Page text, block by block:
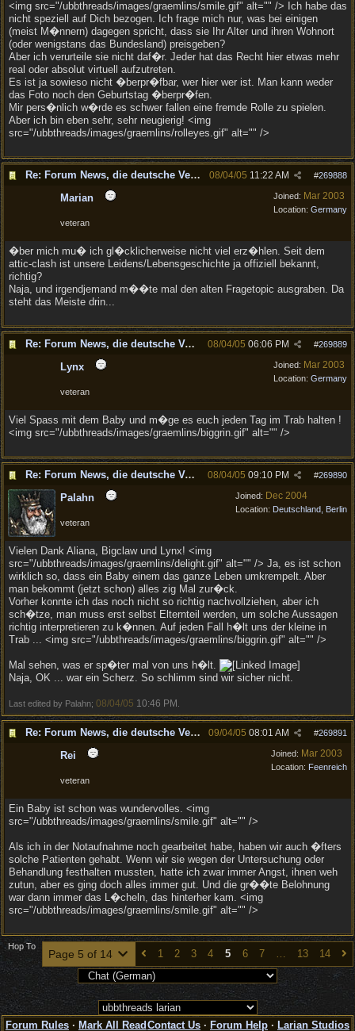
<img src="/ubbthreads/images/graemlins/smile.gif" alt="" /> Ich habe das
nicht speziell auf Dich bezogen. Ich frage mich nur, was bei einigen
(meist M�nnern) dagegen spricht, dass sie Ihr Alter und ihren Wohnort
(oder wenigstans das Bundesland) preisgeben?
Aber ich verurteile sie nicht daf�r. Jeder hat das Recht hier etwas mehr
real oder absolut virtuell aufzutreten.
Es ist ja sowieso nicht �berpr�fbar, wer hier wer ist. Man kann weder
das Foto noch den Geburtstag �berpr�fen.
Mir pers�nlich w�rde es schwer fallen eine fremde Rolle zu spielen.
Aber ich bin eben sehr, sehr neugierig! <img
src="/ubbthreads/images/graemlins/rolleyes.gif" alt="" />
Re: Forum News, die deutsche Version. #269888
08/04/05 11:22 AM
Joined: Mar 2003
Location: Germany
Marian
veteran
�ber mich mu� ich gl�cklicherweise nicht viel erz�hlen. Seit dem
attic-clash ist unsere Leidens/Lebensgeschichte ja offiziell bekannt,
richtig?
Naja, und irgendjemand m��te mal den alten Fragetopic ausgraben. Da
steht das Meiste drin...
Re: Forum News, die deutsche Version. #269889
08/04/05 06:06 PM
Joined: Mar 2003
Location: Germany
Lynx
veteran
Viel Spass mit dem Baby und m�ge es euch jeden Tag im Trab halten !
<img src="/ubbthreads/images/graemlins/biggrin.gif" alt="" />
Re: Forum News, die deutsche Version. #269890
08/04/05 09:10 PM
Joined: Dec 2004
Location: Deutschland, Berlin
Palahn
veteran
Vielen Dank Aliana, Bigclaw und Lynx! <img
src="/ubbthreads/images/graemlins/delight.gif" alt="" /> Ja, es ist schon
wirklich so, dass ein Baby einem das ganze Leben umkrempelt. Aber
man bekommt (jetzt schon) alles zig Mal zur�ck.
Vorher konnte ich das noch nicht so richtig nachvollziehen, aber ich
sch�tze, man muss erst selbst Elternteil werden, um solche Aussagen
richtig interpretieren zu k�nnen. Auf jeden Fall h�lt uns der kleine in
Trab ... <img src="/ubbthreads/images/graemlins/biggrin.gif" alt="" />
Mal sehen, was er sp�ter mal von uns h�lt.
Naja, OK ... war ein Scherz. So schlimm sind wir sicher nicht.
Last edited by Palahn; 08/04/05 10:46 PM
Re: Forum News, die deutsche Version. #269891
09/04/05 08:01 AM
Joined: Mar 2003
Location: Feenreich
Rei
veteran
Ein Baby ist schon was wundervolles. <img
src="/ubbthreads/images/graemlins/smile.gif" alt="" />
Als ich in der Notaufnahme noch gearbeitet habe, haben wir auch �fters
solche Patienten gehabt. Wenn wir sie wegen der Untersuchung oder
Behandlung festhalten mussten, hatte ich zwar immer Angst, ihnen weh
zutun, aber es ging doch alles immer gut. Und die gr��te Belohnung
war dann immer das L�cheln, das hinterher kam. <img
src="/ubbthreads/images/graemlins/smile.gif" alt="" />
Page 5 of 14 1 2 3 4 5 6 7 … 13 14
Hop To
Forum Rules · Mark All Read Contact Us · Forum Help · Larian Studios